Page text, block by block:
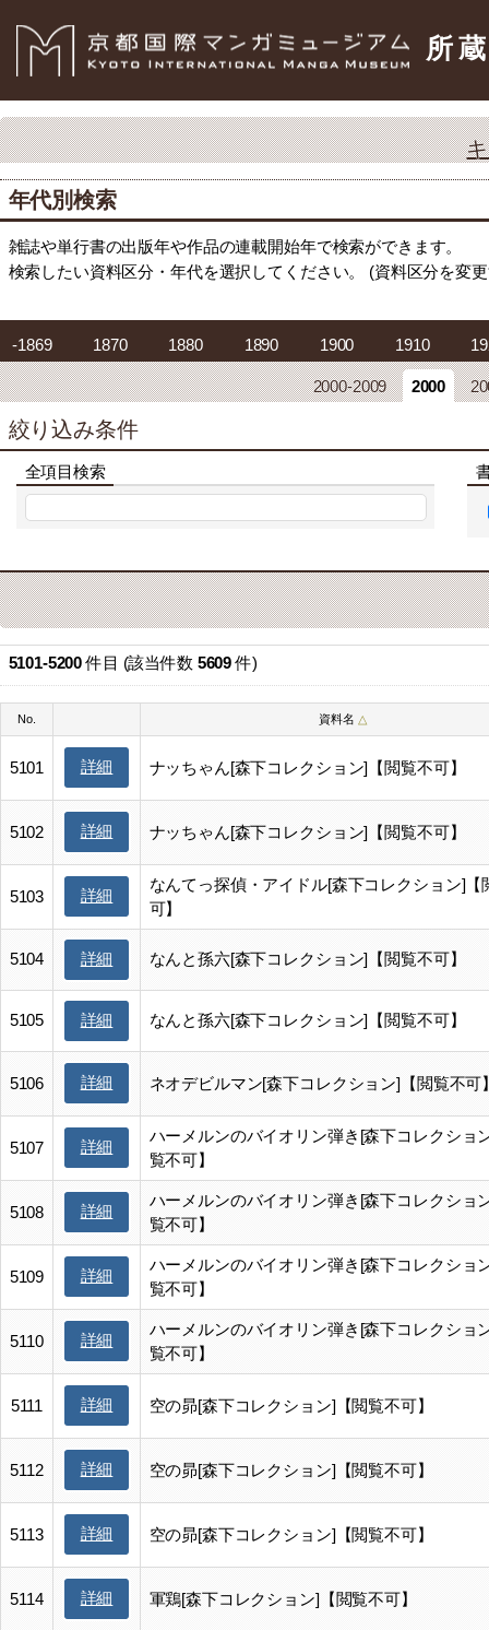
所
年代別検索
雑誌や単行書の出版年や作品の連載開始年で検索ができます。
検索したい資料区分・年代を選択してください。 (資料区分を変
-1869 1870 1880 1890 1900 1910
2000-2009 2000
絞り込み条件
全項目検索
5101-5200件目 (該当件数 5609件)
No. 資料名 △
5101 詳細 ナッちゃん[森下コレクション]【閲覧不可】
5102 詳細 ナッちゃん[森下コレクション]【閲覧不可】
5103 詳細
なんてっ探偵・アイドル[森下コレクション]【
可】
5104 詳細 なんと孫六[森下コレクション]【閲覧不可】
5105 詳細 なんと孫六[森下コレクション]【閲覧不可】
5106 詳細 ネオデビルマン[森下コレクション]【閲覧不可
5107 詳細
ハーメルンのバイオリン弾き[森下コレクショ
覧不可】
5108 詳細
ハーメルンのバイオリン弾き[森下コレクショ
覧不可】
5109 詳細
ハーメルンのバイオリン弾き[森下コレクショ
覧不可】
5110 詳細
ハーメルンのバイオリン弾き[森下コレクショ
覧不可】
5111 詳細 空の昴[森下コレクション]【閲覧不可】
5112 詳細 空の昴[森下コレクション]【閲覧不可】
5113 詳細 空の昴[森下コレクション]【閲覧不可】
5114 詳細 軍鶏[森下コレクション]【閲覧不可】